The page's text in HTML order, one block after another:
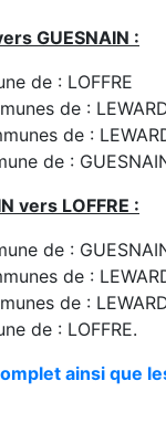
GUESNAIN :
de : LOFFRE
de :
de :
de :
vers LOFFRE :
de :
de :
de :
de : LOFFRE.
ainsi que